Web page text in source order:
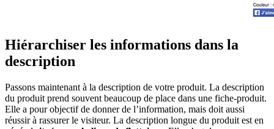
Hiérarchiser les informations dans la
description
Passons maintenant à la description de votre produit. La description
du produit prend souvent beaucoup de place dans une fiche-produit.
Elle a pour objectif de donner de l’information, mais doit aussi
réussir à rassurer le visiteur. La description longue du produit est en